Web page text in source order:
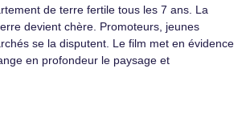
de terre fertile tous les 7 ans. La
devient chère. Promoteurs, jeunes
se la disputent. Le film met en évidence
en profondeur le paysage et